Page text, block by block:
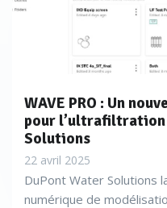
WAVE PRO : Un
pour l’ultrafiltration
Solutions
22 avril 2025
DuPont Water Solutions
numérique de